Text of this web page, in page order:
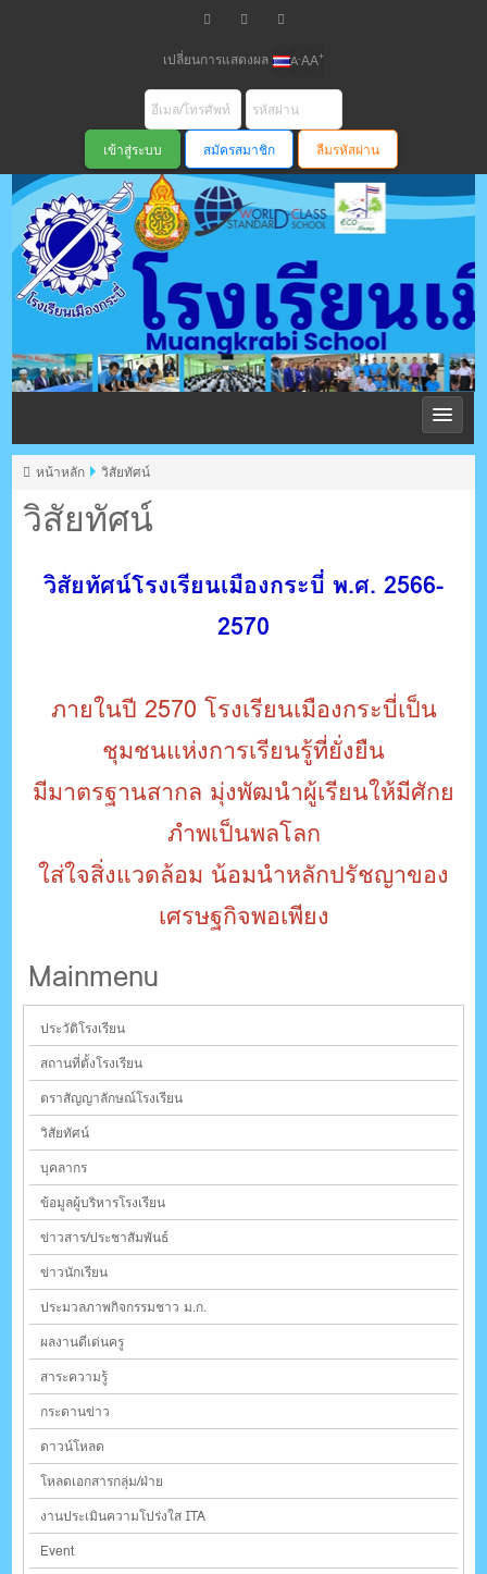
เปลี่ยนการแสดงผล A-AA+
สมัครสมาชิก ลืมรหัสผ่าน
โรงเรียนเมือง
กระบี่ สพม
ตรัง กระบี่
ระบบบริหารจัดการเว็บไซต์ (CMS) ด้วย Ajax โดยคนไทย
วิสัยทัศน์
หน้าหลัก วิสัยทัศน์
วิสัยทัศน์โรงเรียนเมืองกระบี่ พ.ศ. 2566-
2570
ภายในปี 2570 โรงเรียนเมืองกระบี่เป็น
ชุมชนแห่งการเรียนรู้ที่ยั่งยืน
มีมาตรฐานสากล มุ่งพัฒนำผู้เรียนให้มีศักย
ภำพเป็นพลโลก
ใส่ใจสิ่งแวดล้อม น้อมนำหลักปรัชญาของ
เศรษฐกิจพอเพียง
Mainmenu
ประวัติโรงเรียน
สถานที่ตั้งโรงเรียน
ตราสัญญาลักษณ์โรงเรียน
วิสัยทัศน์
บุคลากร
ข้อมูลผู้บริหารโรงเรียน
ข่าวสาร/ประชาสัมพันธ์
ข่าวนักเรียน
ประมวลภาพกิจกรรมชาว ม.ก.
ผลงานดีเด่นครู
สาระความรู้
กระดานข่าว
ดาวน์โหลด
โหลดเอกสารกลุ่ม/ฝ่าย
งานประเมินความโปร่งใส ITA
Event